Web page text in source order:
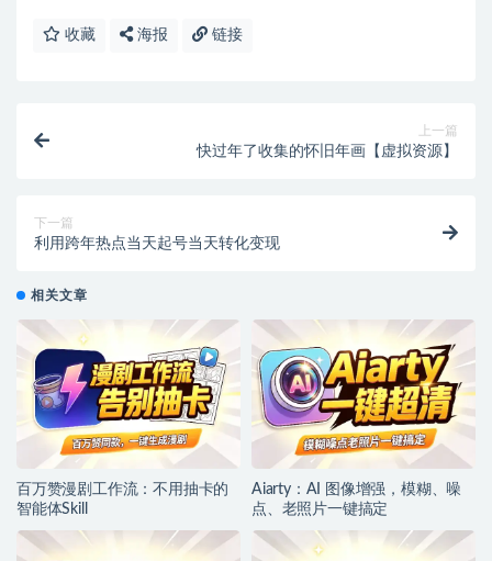
收藏 海报 链接
上一篇
快过年了收集的怀旧年画【虚拟资源】
下一篇
利用跨年热点当天起号当天转化变现
相关文章
百万赞漫剧工作流：不用抽卡的
智能体Skill
Aiarty：AI 图像增强，模糊、噪
点、老照片一键搞定